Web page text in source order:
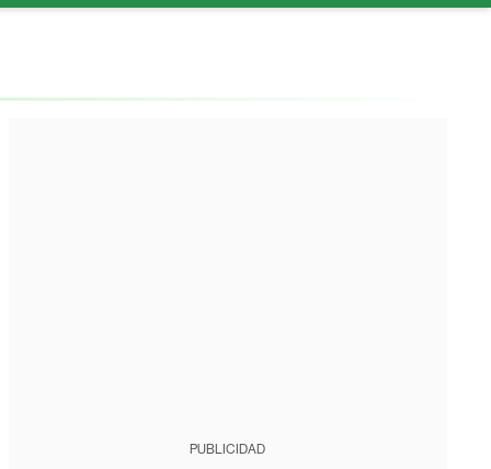
PUBLICIDAD